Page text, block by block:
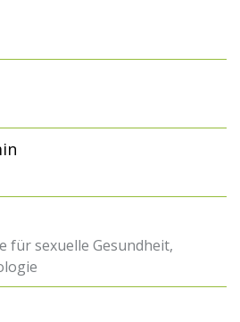
für sexuelle Gesundheit,